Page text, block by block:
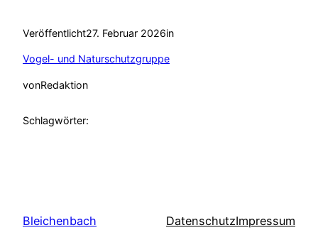
Veröffentlicht27. Februar 2026in
Vogel- und Naturschutzgruppe
vonRedaktion
Schlagwörter:
Bleichenbach DatenschutzImpressum